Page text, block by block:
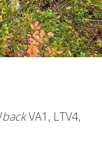
backVA1, LTV4,